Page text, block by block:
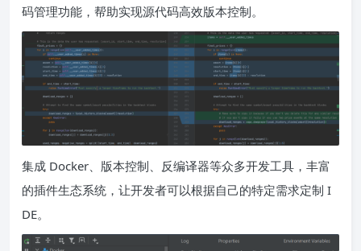
码管理功能，帮助实现源代码高效版本控制。
集成 Docker、版本控制、反编译器等众多开发工具，丰富
的插件生态系统，让开发者可以根据自己的特定需求定制 I
DE。